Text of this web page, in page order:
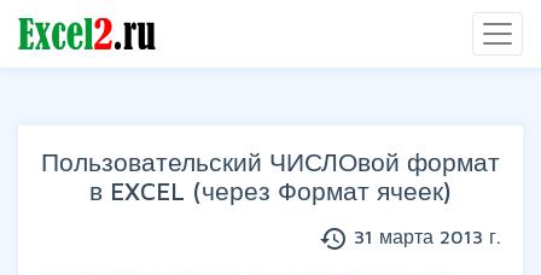
Пользовательский ЧИСЛОвой формат
в EXCEL (через Формат ячеек)
history 31 марта 2013 г.